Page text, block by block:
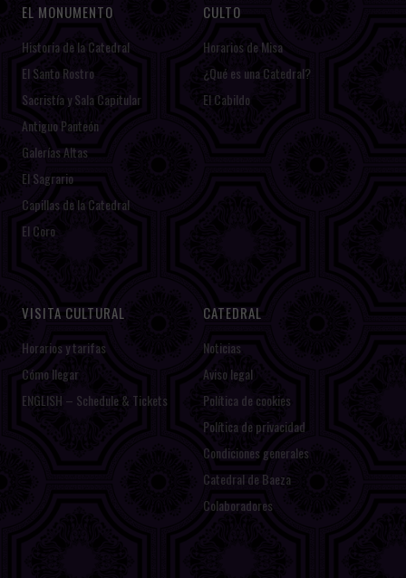
EL MONUMENTO
Historia de la Catedral
El Santo Rostro
Sacristía y Sala Capitular
Antiguo Panteón
Galerías Altas
El Sagrario
Capillas de la Catedral
El Coro
CULTO
Horarios de Misa
¿Qué es una Catedral?
El Cabildo
VISITA CULTURAL
Horarios y tarifas
Cómo llegar
ENGLISH – Schedule & Tickets
CATEDRAL
Noticias
Aviso legal
Política de cookies
Política de privacidad
Condiciones generales
Catedral de Baeza
Colaboradores